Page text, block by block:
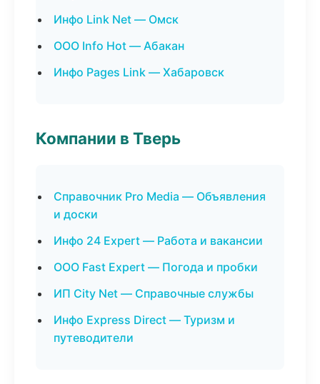
Инфо Link Net — Омск
ООО Info Hot — Абакан
Инфо Pages Link — Хабаровск
Компании в Тверь
Справочник Pro Media — Объявления
и доски
Инфо 24 Expert — Работа и вакансии
ООО Fast Expert — Погода и пробки
ИП City Net — Справочные службы
Инфо Express Direct — Туризм и
путеводители